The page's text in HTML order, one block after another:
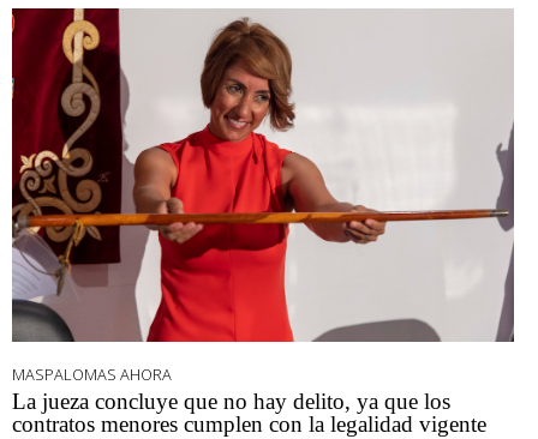
MASPALOMAS AHORA
La jueza concluye que no hay delito, ya que los
contratos menores cumplen con la legalidad vigente